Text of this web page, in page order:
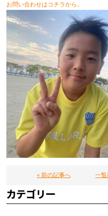
お問い合わせはコチラから。
« 前の記事へ 一覧
カテゴリー